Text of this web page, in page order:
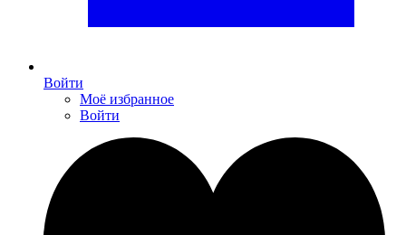
Войти
Моё избранное
Войти